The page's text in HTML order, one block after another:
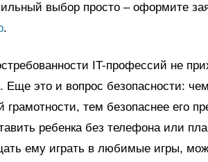
выбор просто – оформите
.
IT-профессий не
Еще это и вопрос безопасности:
грамотности, тем безопаснее его
ребенка без телефона или
ему играть в любимые игры,